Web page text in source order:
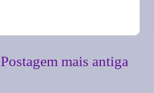
Postagem mais antiga